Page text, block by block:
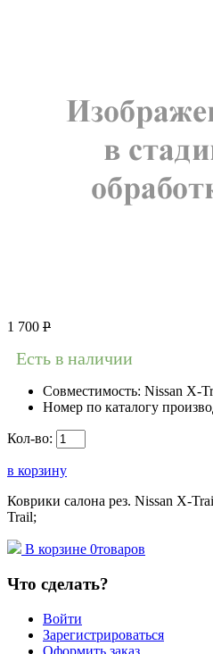
1 700 Р
Есть в наличии
Совместимость: Nissan X-
Номер по каталогу
Кол-во:
в корзину
Коврики салона рез. Nissan X-
Trail;
В корзине 0товаров
Что сделать?
Войти
Зарегистрироваться
Оформить заказ